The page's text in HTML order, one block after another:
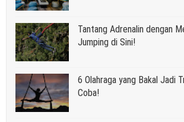
Tantang Adrenalin dengan
Jumping di Sini!
6 Olahraga yang Bakal Jadi
Coba!